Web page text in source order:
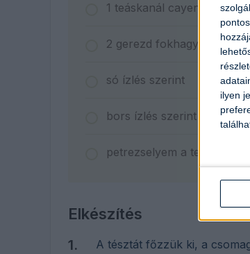
ilyen
1 teáskanál cayenne bors
2 gerezd fokhagyma
só ízlés szerint
bors ízlés szerint
petrezselyem a tetejére
Elkészítés
A tésztát főzzük ki, a